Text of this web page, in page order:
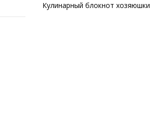
Кулинарный блокнот хозяюшки